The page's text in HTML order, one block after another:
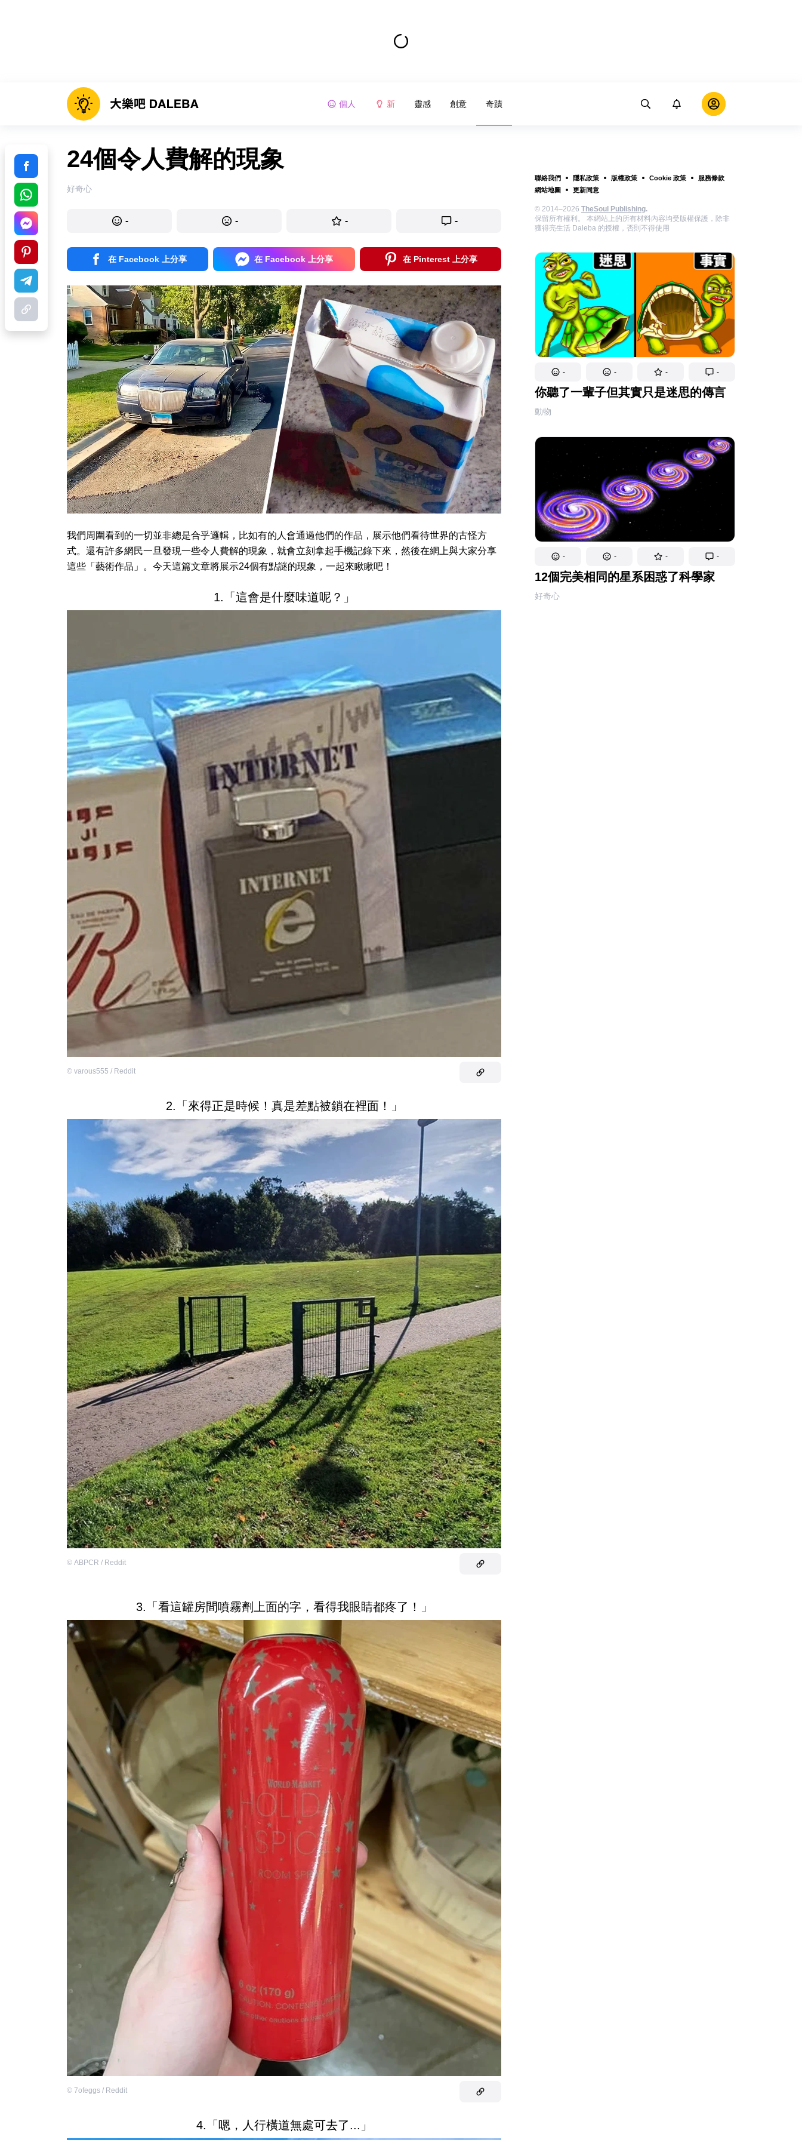
個人 新 靈感 創意 奇蹟
聯絡我們 隱私政策 版權政策 Cookie 政策
服務條款
網站地圖
更新同意
© 2014–2026 TheSoul Publishing.
保留所有權利。 本網站上的所有材料內容均受版權保護，除非
獲得亮生活 Daleba 的授權，否則不得使用
- - - -
你聽了一輩子但其實只是迷思的傳言
動物
- - - -
12個完美相同的星系困惑了科學家
好奇心
24個令人費解的現象
好奇心
- - - -
在 Facebook 上分享 在 Facebook 上分享 在 Pinterest 上分享
我們周圍看到的一切並非總是合乎邏輯，比如有的人會通過他們的作品，展示他們看待世界的古怪方
式。還有許多網民一旦發現一些令人費解的現象，就會立刻拿起手機記錄下來，然後在網上與大家分享
這些「藝術作品」。今天這篇文章將展示24個有點謎的現象，一起來瞅瞅吧！
1.「這會是什麼味道呢？」
© varous555 / Reddit
2.「來得正是時候！真是差點被鎖在裡面！」
© ABPCR / Reddit
3.「看這罐房間噴霧劑上面的字，看得我眼睛都疼了！」
© 7ofeggs / Reddit
4.「嗯，人行橫道無處可去了...」